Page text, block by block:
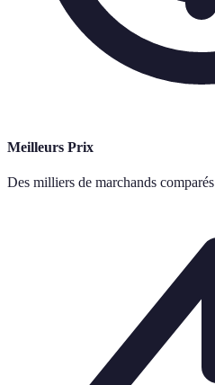
Meilleurs Prix
Des milliers de marchands comparés